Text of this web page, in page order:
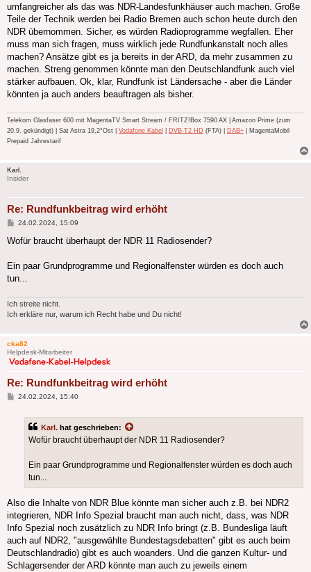
umfangreicher als das was NDR-Landesfunkhäuser auch machen. Große
Teile der Technik werden bei Radio Bremen auch schon heute durch den
NDR übernommen. Sicher, es würden Radioprogramme wegfallen. Eher
muss man sich fragen, muss wirklich jede Rundfunkanstalt noch alles
machen? Ansätze gibt es ja bereits in der ARD, da mehr zusammen zu
machen. Streng genommen könnte man den Deutschlandfunk auch viel
stärker aufbauen. Ok, klar, Rundfunk ist Ländersache - aber die Länder
könnten ja auch anders beauftragen als bisher.
Telekom Glasfaser 600 mit MagentaTV Smart Stream / FRITZ!Box 7590 AX | Amazon Prime (zum
20.9. gekündigt) | Sat Astra 19,2°Ost | Vodafone Kabel DVB-T2 HD (FTA) | DAB+ | MagentaMobil
Prepaid Jahrestarif
Karl.
Insider
Re: Rundfunkbeitrag wird erhöht
Beitrag
24.02.2024, 15:09
Wofür braucht überhaupt der NDR 11 Radiosender?
Ein paar Grundprogramme und Regionalfenster würden es doch auch
tun...
Ich streite nicht.
Ich erkläre nur, warum ich Recht habe und Du nicht!
cka82
Helpdesk-Mitarbeiter
Re: Rundfunkbeitrag wird erhöht
Beitrag
24.02.2024, 15:40
Karl. hat geschrieben:
Wofür braucht überhaupt der NDR 11 Radiosender?
Ein paar Grundprogramme und Regionalfenster würden es doch auch
tun...
Also die Inhalte von NDR Blue könnte man sicher auch z.B. bei NDR2
integrieren, NDR Info Spezial braucht man auch nicht, dass, was NDR
Info Spezial noch zusätzlich zu NDR Info bringt (z.B. Bundesliga läuft
auch auf NDR2, "ausgewählte Bundestagsdebatten" gibt es auch beim
Deutschlandradio) gibt es auch woanders. Und die ganzen Kultur- und
Schlagersender der ARD könnte man auch zu jeweils einem